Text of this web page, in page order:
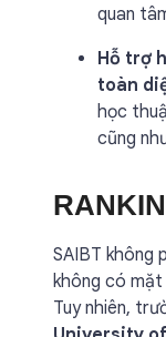
quan
Hỗ trợ
toàn
học
cũng
SAIBT không
không có
Tuy nhiên,